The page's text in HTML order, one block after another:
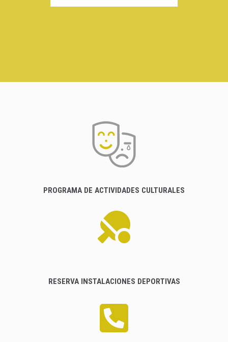
PROGRAMA DE ACTIVIDADES CULTURALES
RESERVA INSTALACIONES DEPORTIVAS